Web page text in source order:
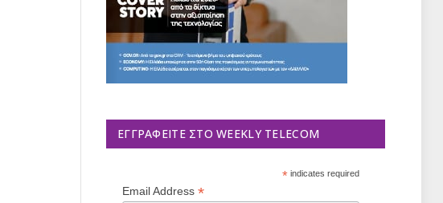
ΕΓΓΡΑΦΕΊΤΕ ΣΤΟ WEEKLY TELECOM
*indicates required
Email Address *